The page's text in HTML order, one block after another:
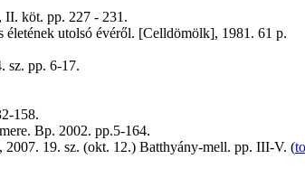
II. köt. pp. 227 - 231.
utolsó évéről. [Celldömölk], 1981. 61 p.
sz. pp. 6-17.
158.
Bp. 2002. pp.5-164.
2007. 19. sz. (okt. 12.) Batthyány-mell. pp. III-V. (